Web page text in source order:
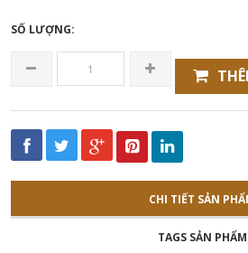
SỐ LƯỢNG:
CHI TIẾT SẢN
TAGS SẢN PHẨM